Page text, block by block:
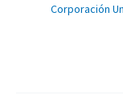
Corporación